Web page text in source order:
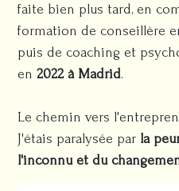
faite bien plus tard, en
formation de conseillère
puis de coaching et
en2022 à Madrid .
Le chemin vers
J'étais paralysée par la
l'inconnu et du